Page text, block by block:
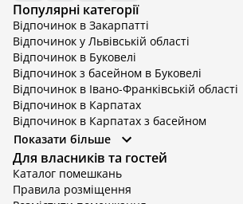
Популярні категорії
Відпочинок в Закарпатті
Відпочинок у Львівській області
Відпочинок в Буковелі
Відпочинок з басейном в Буковелі
Відпочинок в Івано-Франківській області
Відпочинок в Карпатах
Відпочинок в Карпатах з басейном
Відпочинок в Київській області
Відпочинок в Київській області з басейном
Відпочинок в Тернопільській області
Відпочинок у Вінницькій області
Відпочинок в Яремче
Показати більше
Для власників та гостей
Каталог помешкань
Правила розміщення